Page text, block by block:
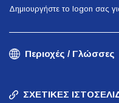
Δημιουργήστε το logon σας
Περιοχές / Γλώσσες
ΣΧΕΤΙΚΕΣ